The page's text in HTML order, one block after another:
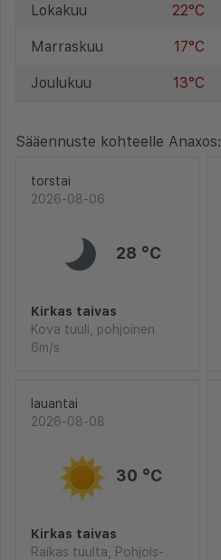
Lokakuu 22°C
Marraskuu 17°C
Joulukuu 13°C
Sääennuste kohteelle Anaxos:
torstai
2026-08-06
28 °C
Kirkas taivas
Kova tuuli, pohjoinen
6m/s
lauantai
2026-08-08
30 °C
Kirkas taivas
Raikas tuulta, Pohjois-